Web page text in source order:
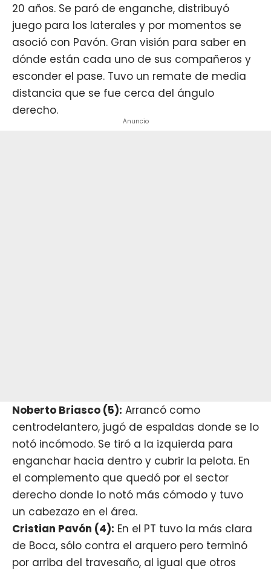
20 años. Se paró de enganche, distribuyó
juego para los laterales y por momentos se
asoció con Pavón. Gran visión para saber en
dónde están cada uno de sus compañeros y
esconder el pase. Tuvo un remate de media
distancia que se fue cerca del ángulo
derecho.
Anuncio
Noberto Briasco (5): Arrancó como
centrodelantero, jugó de espaldas donde se lo
notó incómodo. Se tiró a la izquierda para
enganchar hacia dentro y cubrir la pelota. En
el complemento que quedó por el sector
derecho donde lo notó más cómodo y tuvo
un cabezazo en el área.
Cristian Pavón (4): En el PT tuvo la más clara
de Boca, sólo contra el arquero pero terminó
por arriba del travesaño, al igual que otros